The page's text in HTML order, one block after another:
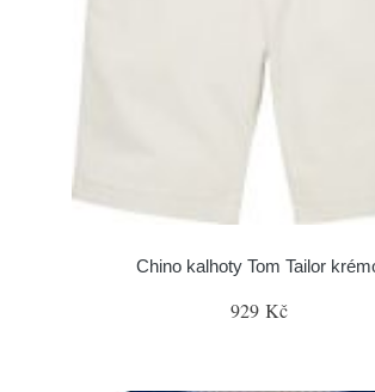
Chino kalhoty Tom Tailor
929 Kč